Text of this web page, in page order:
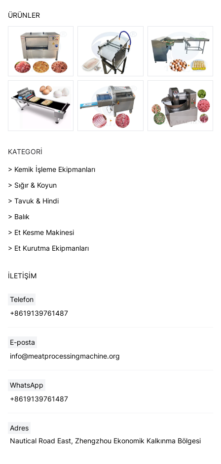
ÜRÜNLER
KATEGORI
> Kemik İşleme Ekipmanları
> Sığır & Koyun
> Tavuk & Hindi
> Balık
> Et Kesme Makinesi
> Et Kurutma Ekipmanları
İLETIŞIM
Telefon
+8619139761487
E-posta
info@meatprocessingmachine.org
WhatsApp
+8619139761487
Adres
Nautical Road East, Zhengzhou Ekonomik Kalkınma Bölgesi